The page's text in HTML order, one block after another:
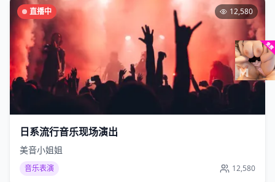
直播中 12,580
日系流行音乐现场演出
美音小姐姐
音乐表演 12,580